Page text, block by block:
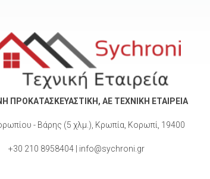
ΠΡΟΚΑΤΑΣΚΕΥΑΣΤΙΚΗ, ΑΕ ΤΕΧΝΙΚΗ ΕΤΑΙΡΕΙΑ
- Βάρης (5 χλμ.), Κρωπία, Κορωπί, 19400
+30 210 8958404 | info@sychroni.gr